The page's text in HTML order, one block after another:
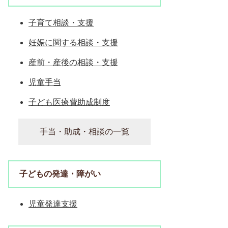
子育て相談・支援
妊娠に関する相談・支援
産前・産後の相談・支援
児童手当
子ども医療費助成制度
手当・助成・相談の一覧
子どもの発達・障がい
児童発達支援